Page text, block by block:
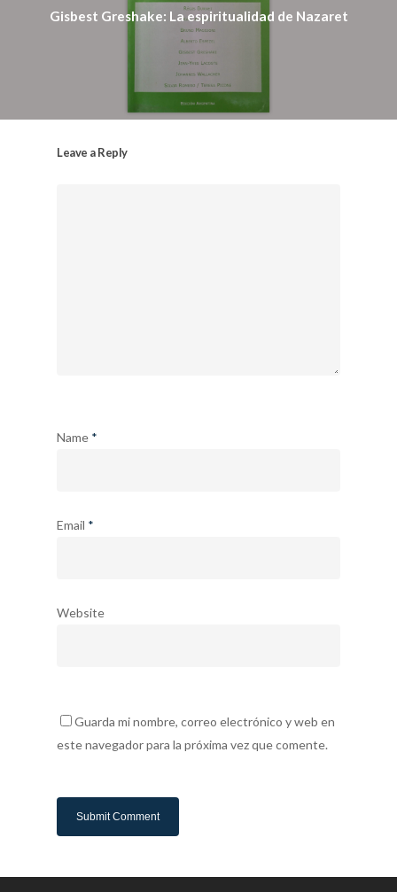
Gisbest Greshake: La espiritualidad de Nazaret
Leave a Reply
Name *
Email *
Website
Guarda mi nombre, correo electrónico y web en
este navegador para la próxima vez que comente.